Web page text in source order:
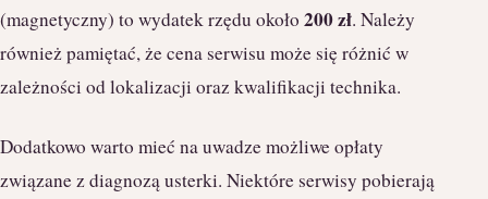
(magnetyczny) to wydatek rzędu około 200 zł. Należy
również pamiętać, że cena serwisu może się różnić w
zależności od lokalizacji oraz kwalifikacji technika.
Dodatkowo warto mieć na uwadze możliwe opłaty
związane z diagnozą usterki. Niektóre serwisy pobierają